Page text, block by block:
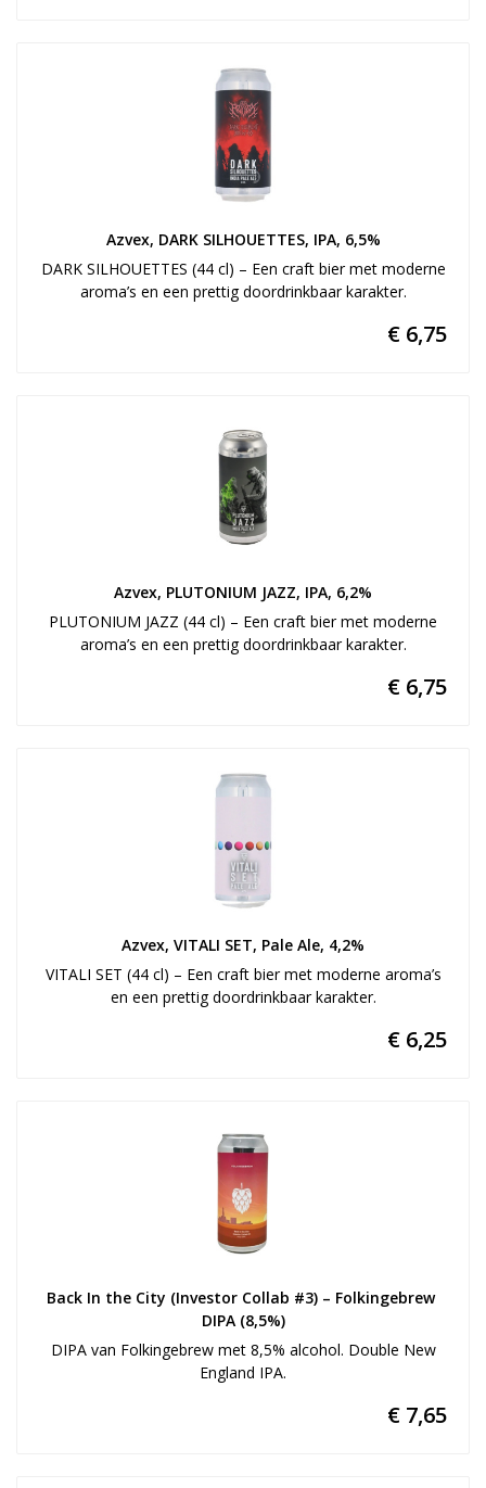
Azvex, DARK SILHOUETTES, IPA, 6,5%
DARK SILHOUETTES (44 cl) – Een craft bier met moderne
aroma’s en een prettig doordrinkbaar karakter.
€ 6,75
Azvex, PLUTONIUM JAZZ, IPA, 6,2%
PLUTONIUM JAZZ (44 cl) – Een craft bier met moderne
aroma’s en een prettig doordrinkbaar karakter.
€ 6,75
Azvex, VITALI SET, Pale Ale, 4,2%
VITALI SET (44 cl) – Een craft bier met moderne aroma’s
en een prettig doordrinkbaar karakter.
€ 6,25
Back In the City (Investor Collab #3) – Folkingebrew
DIPA (8,5%)
DIPA van Folkingebrew met 8,5% alcohol. Double New
England IPA.
€ 7,65